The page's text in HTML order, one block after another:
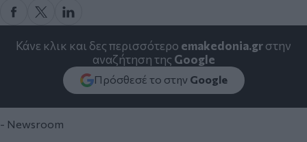
Κάνε κλικ και δες περισσότερο emakedonia.grστην
αναζήτηση της Google
Πρόσθεσέ το στην Google
- Newsroom